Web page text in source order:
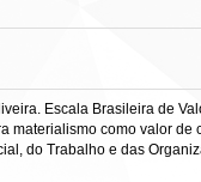
Escala Brasileira de
materialismo como valor de
do Trabalho e das